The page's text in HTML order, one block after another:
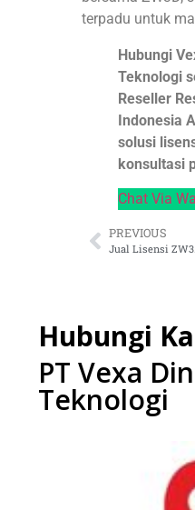
terpadu untuk
Hubungi
Teknologi
Reseller
Indonesia
solusi
konsultasi
Chat Via Wa
PREVIOUS
Jual
Hubungi
PT Vexa
Teknologi